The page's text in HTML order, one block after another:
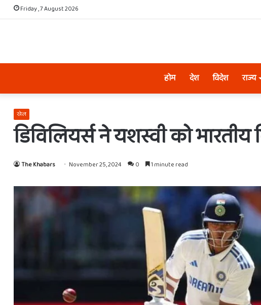
Friday , 7 August 2026
होम देश विदेश राज्य
खेल
डिविलियर्स ने यशस्वी को
The Khabars November 25, 2024 0 1 minute read